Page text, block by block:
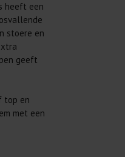
drupje
is vaak
heeft een
stoere en
geeft
top en
met een